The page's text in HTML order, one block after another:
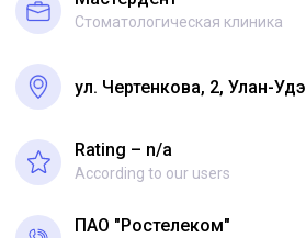
Стоматологическая клиника
ул. Чертенкова, 2, Улан-Удэ
Rating – n/a
According to our users
ПАО "Ростелеком"